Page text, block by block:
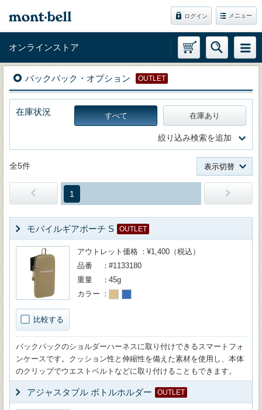
ログイン メニュー
オンラインストア
バックパック・オプション OUTLET
在庫状況 すべて 在庫あり
絞り込み検索を追加
全5件 表示切替
1
モバイルギアポーチ S OUTLET
比較する
アウトレット価格
¥1,400（税込）
品番
#1133180
重量
45g
カラー
バックパックのショルダーハーネスに取り付けできるスマートフォ
ンケースです。クッション性と伸縮性を備えた素材を使用し、本体
のクリップでウエストベルトなどに取り付けることもできます。
アジャスタブル ボトルホルダー OUTLET